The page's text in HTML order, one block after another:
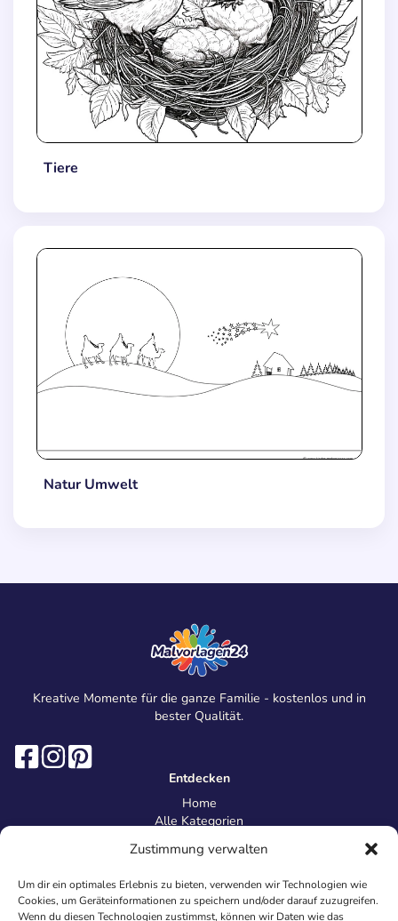
Zustimmung verwalten
Um dir ein optimales Erlebnis zu bieten, verwenden wir Technologien wie
Cookies, um Geräteinformationen zu speichern und/oder darauf zuzugreifen.
Wenn du diesen Technologien zustimmst, können wir Daten wie das
Tiere
Natur Umwelt
Kreative Momente für die ganze Familie - kostenlos und in
bester Qualität.
Entdecken
Home
Alle Kategorien
Information
Über uns
Kontakt
Inhaltsrichtlinien